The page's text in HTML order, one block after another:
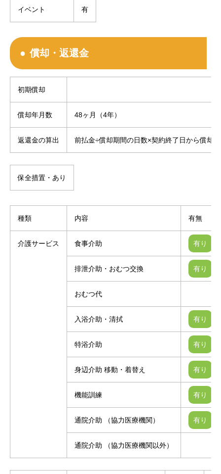
イベント 有
償却・返還金
初期償却
償却年月数 48ヶ月（4年）
返還金の算出 前払金÷償却期間の日数×契約終了日から償却
保全措置・あり
種類 内容 有無
介護サービス 食事介助
排泄介助・おむつ交換
おむつ代
入浴介助・清拭
特浴介助
身辺介助 移動・着替え
機能訓練
通院介助 （協力医療機関）
通院介助 （協力医療機関以外）